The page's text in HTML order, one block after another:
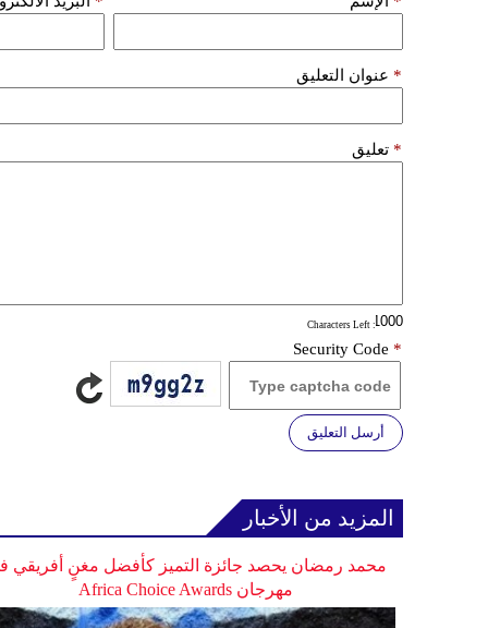
عنوان التعليق *
تعليق *
: Characters Left
Security Code *
أرسل التعليق
المزيد من الأخبار
محمد رمضان يحصد جائزة التميز كأفضل مغنٍ أفريقي
مهرجان Africa Choice Awards